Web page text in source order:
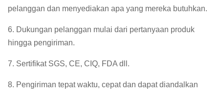
pelanggan dan menyediakan apa yang mereka butuhkan.
6. Dukungan pelanggan mulai dari pertanyaan produk
hingga pengiriman.
7. Sertifikat SGS, CE, CIQ, FDA dll.
8. Pengiriman tepat waktu, cepat dan dapat diandalkan